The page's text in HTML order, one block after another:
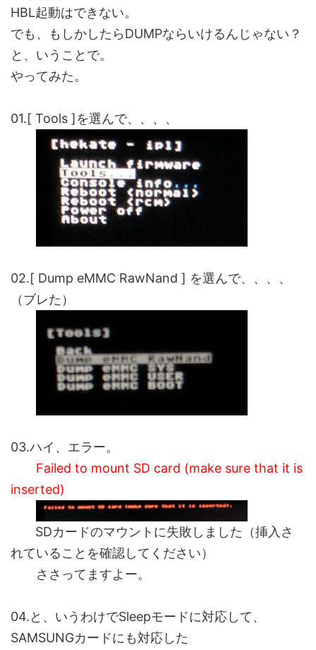
HBL起動はできない。
でも、もしかしたらDUMPならいけるんじゃない？
と、いうことで。
やってみた。
01.[ Tools ]を選んで、、、、
02.[ Dump eMMC RawNand ] を選んで、、、、
（ブレた）
03.ハイ、エラー。
Failed to mount SD card (make sure that it is
inserted)
SDカードのマウントに失敗しました（挿入さ
れていることを確認してください）
ささってますよー。
04.と、いうわけでSleepモードに対応して、
SAMSUNGカードにも対応した